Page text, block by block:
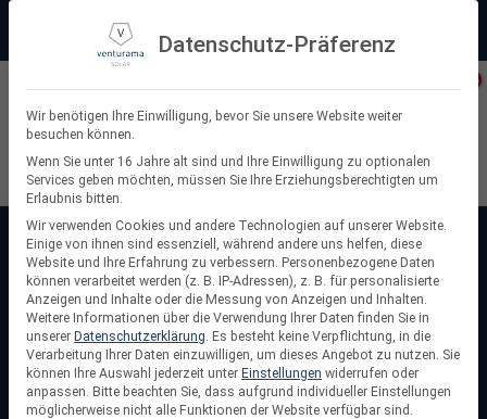
springen
+49 (0) 64 64 37 19 5 - 0
Suchen
nach:
Startseite/TIGO
TIGO
TIGOist ein führender US-Hersteller von PV-Optimierern,
Wechselrichtern und Batteriespeichern, die perfekt
aufeinander abgestimmt sind. Die modulare TS4-A-O
Technologie der PV-Optimierer maximiert die
Datenschutz-Präferenz
Wir benötigen Ihre Einwilligung, bevor Sie unsere Website weiter
besuchen können.
Wenn Sie unter 16 Jahre alt sind und Ihre Einwilligung zu optionalen
Services geben möchten, müssen Sie Ihre Erziehungsberechtigten um
Erlaubnis bitten.
Wir verwenden Cookies und andere Technologien auf unserer Website.
Einige von ihnen sind essenziell, während andere uns helfen, diese
Website und Ihre Erfahrung zu verbessern. Personenbezogene Daten
können verarbeitet werden (z. B. IP-Adressen), z. B. für personalisierte
Anzeigen und Inhalte oder die Messung von Anzeigen und Inhalten.
Weitere Informationen über die Verwendung Ihrer Daten finden Sie in
unserer Datenschutzerklärung. Es besteht keine Verpflichtung, in die
Verarbeitung Ihrer Daten einzuwilligen, um dieses Angebot zu nutzen. Sie
können Ihre Auswahl jederzeit unter Einstellungen widerrufen oder
anpassen. Bitte beachten Sie, dass aufgrund individueller Einstellungen
möglicherweise nicht alle Funktionen der Website verfügbar sind.